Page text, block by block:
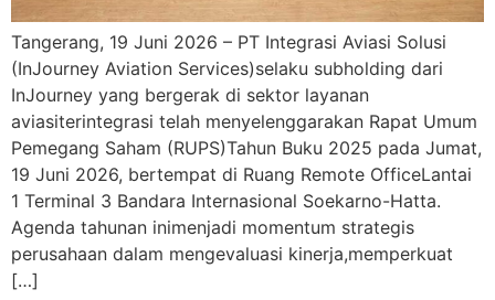
Tangerang, 19 Juni 2026 – PT Integrasi Aviasi Solusi
(InJourney Aviation Services)selaku subholding dari
InJourney yang bergerak di sektor layanan
aviasiterintegrasi telah menyelenggarakan Rapat Umum
Pemegang Saham (RUPS)Tahun Buku 2025 pada Jumat,
19 Juni 2026, bertempat di Ruang Remote OfficeLantai
1 Terminal 3 Bandara Internasional Soekarno-Hatta.
Agenda tahunan inimenjadi momentum strategis
perusahaan dalam mengevaluasi kinerja,memperkuat
[…]